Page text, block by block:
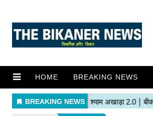
HOME BREAKING NEWS